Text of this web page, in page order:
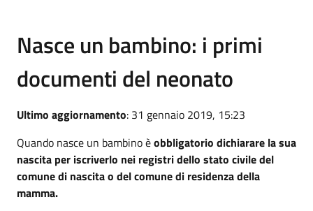
Nasce un bambino: i primi
documenti del neonato
Ultimo aggiornamento: 31 gennaio 2019, 15:23
Quando nasce un bambino èobbligatorio dichiarare la sua
nascita per iscriverlo nei registri dello stato civile del
comune di nascita o del comune di residenza della
mamma.